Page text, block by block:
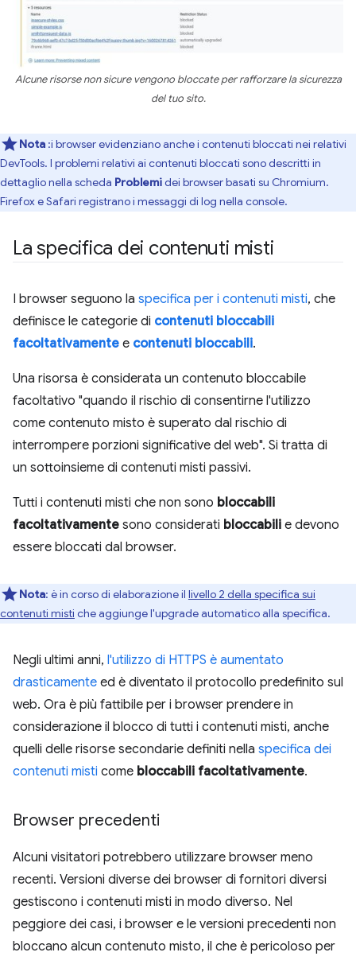
Alcune risorse non sicure vengono bloccate per rafforzare la sicurezza
del tuo sito.
Nota :i browser evidenziano anche i contenuti bloccati nei relativi
DevTools. I problemi relativi ai contenuti bloccati sono descritti in
dettaglio nella scheda Problemidei browser basati su Chromium.
Firefox e Safari registrano i messaggi di log nella console.
La specifica dei contenuti misti
I browser seguono la specifica per i contenuti misti, che
definisce le categorie di contenuti bloccabili
facoltativamente e contenuti bloccabili.
Una risorsa è considerata un contenuto bloccabile
facoltativo "quando il rischio di consentirne l'utilizzo
come contenuto misto è superato dal rischio di
interrompere porzioni significative del web". Si tratta di
un sottoinsieme di contenuti misti passivi.
Tutti i contenuti misti che non sono bloccabili
facoltativamente sono considerati bloccabili e devono
essere bloccati dal browser.
Nota: è in corso di elaborazione il livello 2 della specifica sui
contenuti misti che aggiunge l'upgrade automatico alla specifica.
Negli ultimi anni, l'utilizzo di HTTPS è aumentato
drasticamente ed è diventato il protocollo predefinito sul
web. Ora è più fattibile per i browser prendere in
considerazione il blocco di tutti i contenuti misti, anche
quelli delle risorse secondarie definiti nella specifica dei
contenuti misti come bloccabili facoltativamente.
Browser precedenti
Alcuni visitatori potrebbero utilizzare browser meno
recenti. Versioni diverse dei browser di fornitori diversi
gestiscono i contenuti misti in modo diverso. Nel
peggiore dei casi, i browser e le versioni precedenti non
bloccano alcun contenuto misto, il che è pericoloso per